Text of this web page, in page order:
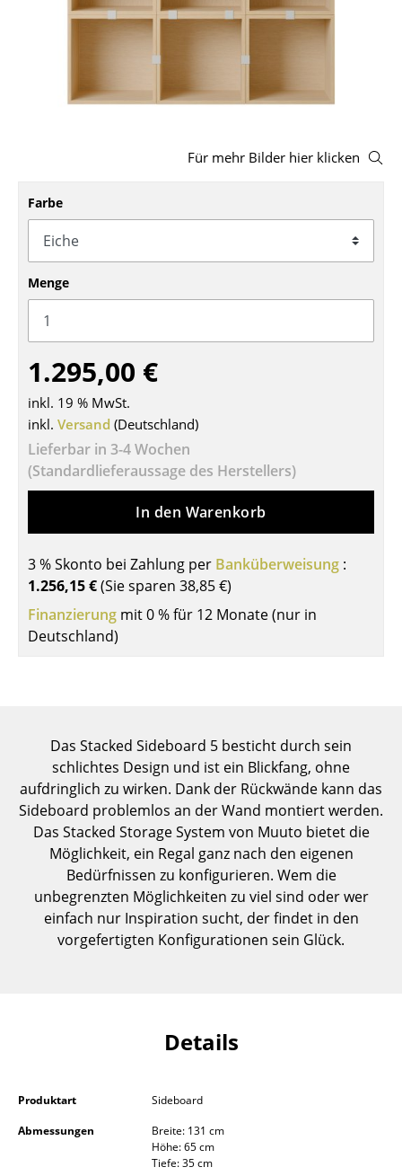
Hocker
Sitzsäcke
Schaukelstühle
Bürodrehstühle
Konferenzstühle
Bürosessel
Einzelteile
... alle Sitzmöbel
Tische
Esstische
Couchtische
Schreibtische
Sekretäre & PC-Tische
Konferenztische
Gartentische
Servierwagen
Einzelteile
... alle Tische
Aufbewahren
Regale & Schränke
Sideboards & Kommoden
Für mehr Bilder hier klicken
Farbe
Menge
1.295,00 €
inkl. 19 % MwSt.
inkl. Versand (Deutschland)
Lieferbar in 3-4 Wochen
(Standardlieferaussage des Herstellers)
In den Warenkorb
3 % Skonto bei Zahlung per Banküberweisung :
1.256,15 €(Sie sparen 38,85 €)
Finanzierung mit 0 % für 12 Monate (nur in
Deutschland)
Das Stacked Sideboard 5 besticht durch sein
schlichtes Design und ist ein Blickfang, ohne
aufdringlich zu wirken. Dank der Rückwände kann das
Sideboard problemlos an der Wand montiert werden.
Das Stacked Storage System von Muuto bietet die
Möglichkeit, ein Regal ganz nach den eigenen
Bedürfnissen zu konfigurieren. Wem die
unbegrenzten Möglichkeiten zu viel sind oder wer
einfach nur Inspiration sucht, der findet in den
vorgefertigten Konfigurationen sein Glück.
Details
Produktart
Sideboard
Abmessungen
Breite: 131 cm
Höhe: 65 cm
Tiefe: 35 cm